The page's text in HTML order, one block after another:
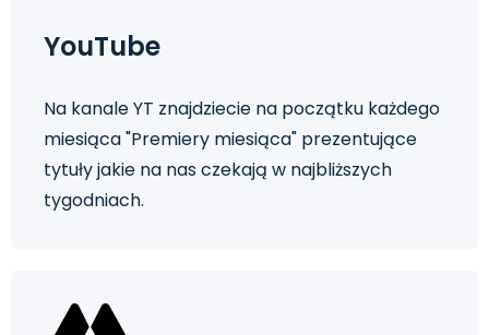
YouTube
Na kanale YT znajdziecie na początku każdego
miesiąca "Premiery miesiąca" prezentujące
tytuły jakie na nas czekają w najbliższych
tygodniach.